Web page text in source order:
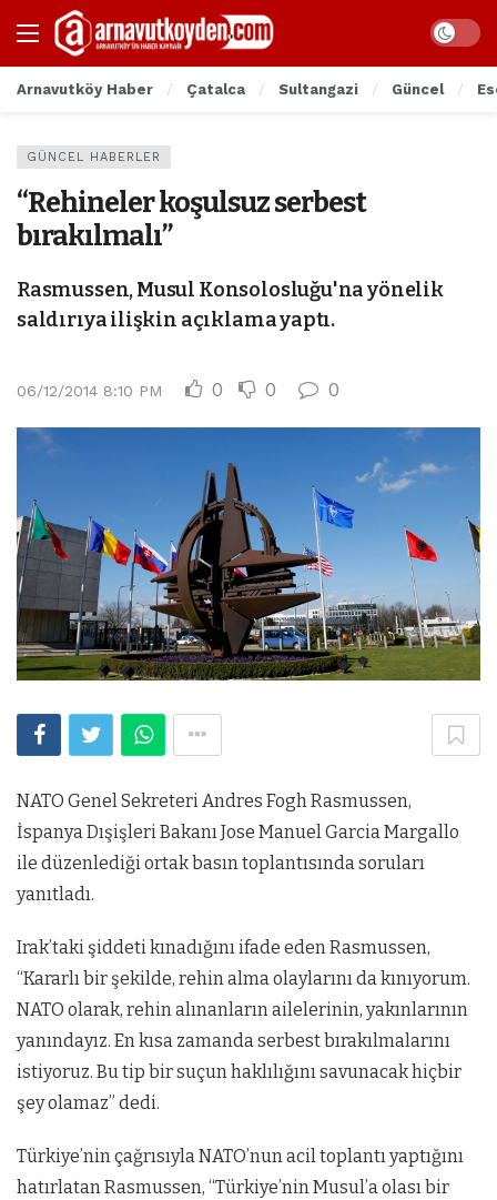
Arnavutköy Haber Çatalca Sultangazi Güncel
GÜNCEL HABERLER
“Rehineler koşulsuz serbest
bırakılmalı”
Rasmussen, Musul Konsolosluğu'na yönelik
saldırıya ilişkin açıklama yaptı.
06/12/2014 8:10 PM 0 0 0
NATO Genel Sekreteri Andres Fogh Rasmussen,
İspanya Dışişleri Bakanı Jose Manuel Garcia Margallo
ile düzenlediği ortak basın toplantısında soruları
yanıtladı.
Irak’taki şiddeti kınadığını ifade eden Rasmussen,
“Kararlı bir şekilde, rehin alma olaylarını da kınıyorum.
NATO olarak, rehin alınanların ailelerinin, yakınlarının
yanındayız. En kısa zamanda serbest bırakılmalarını
istiyoruz. Bu tip bir suçun haklılığını savunacak hiçbir
şey olamaz” dedi.
Türkiye’nin çağrısıyla NATO’nun acil toplantı yaptığını
hatırlatan Rasmussen, “Türkiye’nin Musul’a olası bir